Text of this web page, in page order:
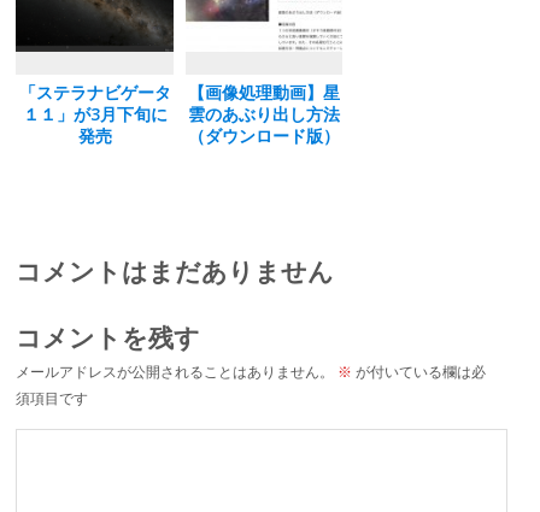
「ステラナビゲータ
１１」が3月下旬に
発売
【画像処理動画】星
雲のあぶり出し方法
（ダウンロード版）
コメントはまだありません
コメントを残す
メールアドレスが公開されることはありません。 ※ が付いている欄は必
須項目です